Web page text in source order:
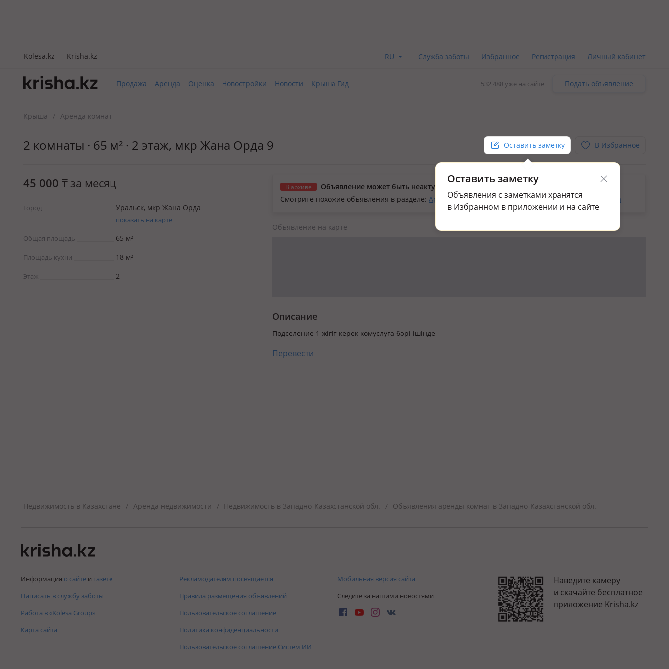
Kolesa.kz Krisha.kz RU Служба заботы Избранное Регистрация Личный кабинет
Продажа Аренда Оценка Новостройки Новости Крыша Гид 532 488 уже на сайте Подать объявление
Крыша / Аренда комнат
2 комнаты · 65 м² · 2 этаж, мкр Жана Орда 9 Оставить заметку
Оставить заметку
Объявления с заметками хранятся
в Избранном в приложении и на сайте
В Избранное
45 000 ₸ за месяц
Город Уральск, мкр Жана Орда
показать на карте
Общая площадь 65 м²
Площадь кухни 18 м²
Этаж 2
В архиве
Объявление может быть неактуальным.
Смотрите похожие объявления в разделе: Аренда комнаты в квартире или доме в мкр Жана Орда
Объявление на карте
Описание
Подселение 1 жігіт керек комуслуга бәрі ішінде
Перевести
Недвижимость в Казахстане / Аренда недвижимости / Недвижимость в Западно-Казахстанской обл. / Объявления аренды комнат в Западно-Казахстанской обл.
Информация о сайте и газете
Написать в службу заботы
Работа в «Kolesa Group»
Карта сайта
Рекламодателям посвящается
Правила размещения объявлений
Пользовательское соглашение
Политика конфиденциальности
Пользовательское соглашение Систем ИИ
Мобильная версия сайта
Следите за нашими новостями
Наведите камеру
и скачайте бесплатное
приложение Krisha.kz